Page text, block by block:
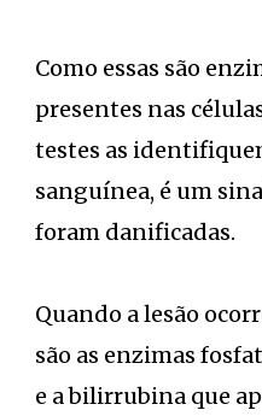
Como essas são
presentes nas
testes as
sanguínea, é um
foram danificadas.
Quando a lesão
são as enzimas
e a bilirrubina que